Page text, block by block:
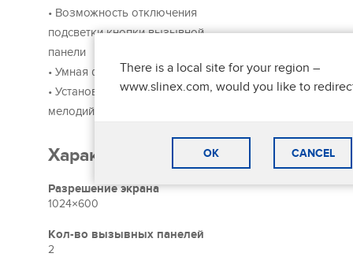
аналоговыми вызывными панелями.
Кроме того, домофон поддерживает до 3-х мониторов
Позаботьтесь о вашей безопасности
Ваш дом всегда будет в безопасности. Sonik 7
детектором движения, а также поддерживает
всегда быть в курсе того, что происходит за дверью.
• Возможность отключения
подсветки кнопки вызывной
панели
• Умная фоторамка
• Установка любых MP3
мелодий вызова
Характеристики
Разрешение экрана
1024×600
Кол-во вызывных панелей
2
There is a local site for your region –
www.slinex.com, would you like to
OK CANCEL